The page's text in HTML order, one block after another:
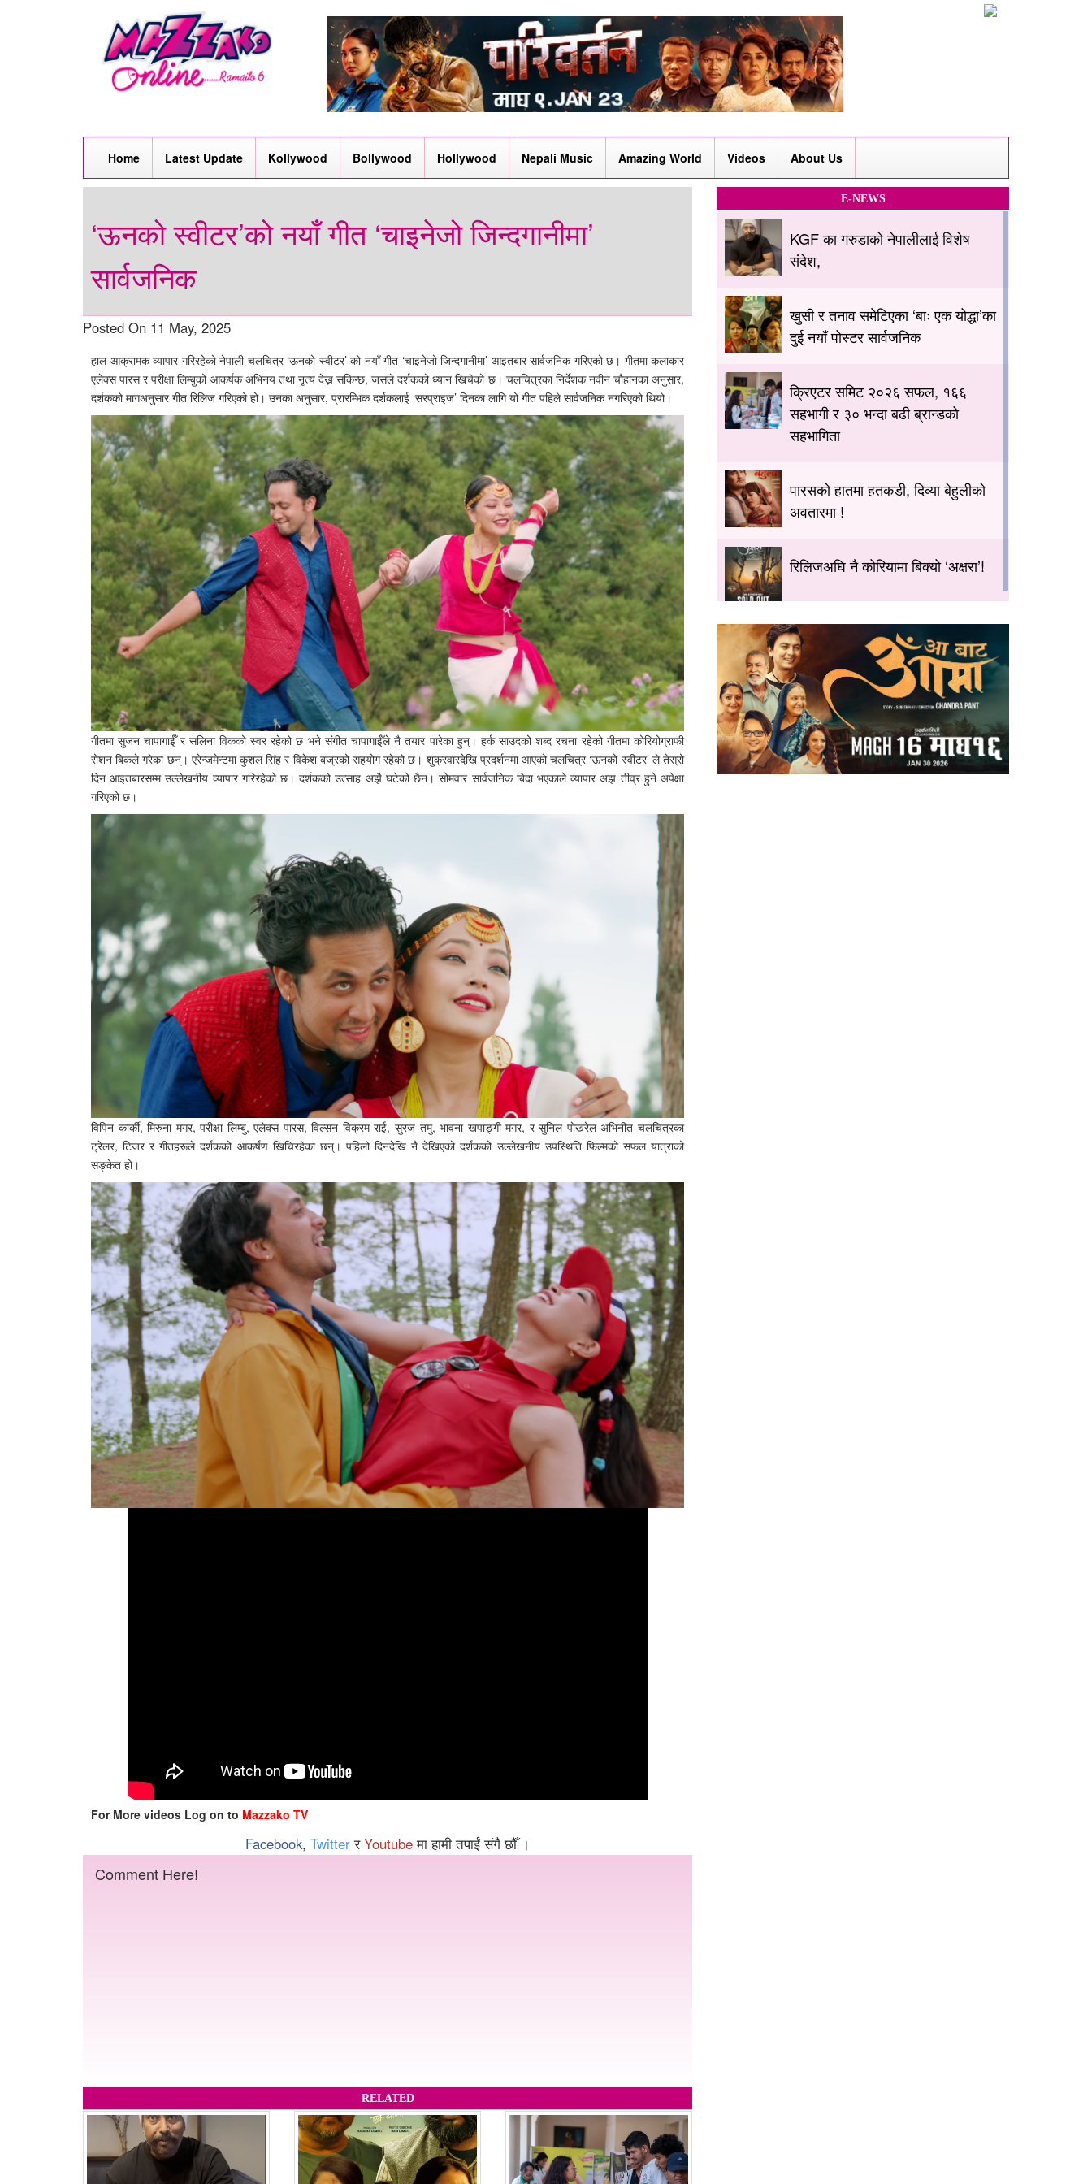
Home Latest Update Kollywood Bollywood Hollywood Nepali Music Amazing World Videos About Us
‘ऊनको स्वीटर’को नयाँ गीत ‘चाइनेजो जिन्दगानीमा’
सार्वजनिक
Posted On 11 May, 2025
हाल आक्रामक व्यापार गरिरहेको नेपाली चलचित्र ‘ऊनको स्वीटर’ को नयाँ गीत ‘चाइनेजो जिन्दगानीमा’ आइतबार सार्वजनिक गरिएको छ। गीतमा कलाकार
एलेक्स पारस र परीक्षा लिम्बुको आकर्षक अभिनय तथा नृत्य देख्न सकिन्छ, जसले दर्शकको ध्यान खिचेको छ। चलचित्रका निर्देशक नवीन चौहानका अनुसार,
दर्शकको मागअनुसार गीत रिलिज गरिएको हो। उनका अनुसार, प्रारम्भिक दर्शकलाई ‘सरप्राइज’ दिनका लागि यो गीत पहिले सार्वजनिक नगरिएको थियो।
गीतमा सुजन चापागाईँ र सलिना विकको स्वर रहेको छ भने संगीत चापागाईँले नै तयार पारेका हुन्। हर्क साउदको शब्द रचना रहेको गीतमा कोरियोग्राफी
रोशन बिकले गरेका छन्। एरेन्जमेन्टमा कुशल सिंह र विकेश बज्रको सहयोग रहेको छ। शुक्रवारदेखि प्रदर्शनमा आएको चलचित्र ‘ऊनको स्वीटर’ ले तेस्रो
दिन आइतबारसम्म उल्लेखनीय व्यापार गरिरहेको छ। दर्शकको उत्साह अझै घटेको छैन। सोमवार सार्वजनिक बिदा भएकाले व्यापार अझ तीव्र हुने अपेक्षा
गरिएको छ।
विपिन कार्की, मिरुना मगर, परीक्षा लिम्बु, एलेक्स पारस, विल्सन विक्रम राई, सुरज तमु, भावना खपाङ्गी मगर, र सुनिल पोखरेल अभिनीत चलचित्रका
ट्रेलर, टिजर र गीतहरूले दर्शकको आकर्षण खिचिरहेका छन्। पहिलो दिनदेखि नै देखिएको दर्शकको उल्लेखनीय उपस्थिति फिल्मको सफल यात्राको
सङ्केत हो।
For More videos Log on to Mazzako TV
Facebook, TwitterरYoutubeमा हामी तपाईं संगै छौँ ।
Comment Here!
RELATED
E-NEWS
KGF का गरुडाको नेपालीलाई विशेष
संदेश,
खुसी र तनाव समेटिएका ‘बाः एक योद्धा’का
दुई नयाँ पोस्टर सार्वजनिक
क्रिएटर समिट २०२६ सफल, १६६
सहभागी र ३० भन्दा बढी ब्रान्डको
सहभागिता
पारसको हातमा हतकडी, दिव्या बेहुलीको
अवतारमा !
रिलिजअघि नै कोरियामा बिक्यो ‘अक्षरा’!